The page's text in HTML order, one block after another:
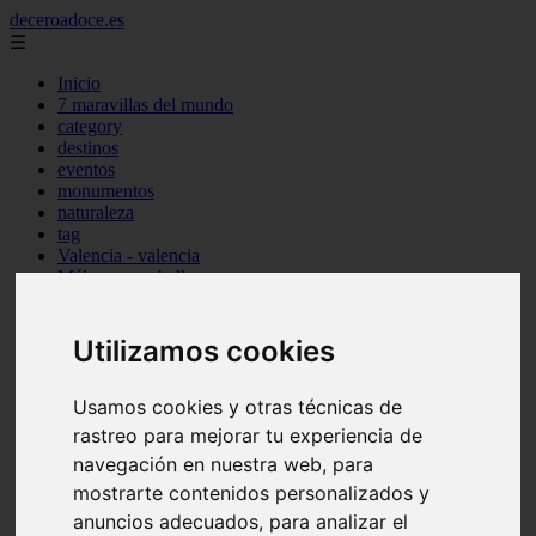
Utilizamos cookies
Usamos cookies y otras técnicas de
rastreo para mejorar tu experiencia de
navegación en nuestra web, para
mostrarte contenidos personalizados y
anuncios adecuados, para analizar el
deceroadoce.es
☰
Inicio
7 maravillas del mundo
category
destinos
eventos
monumentos
naturaleza
tag
Valencia - valencia
Málaga - marbella
Sevilla - bormujos
Santa-cruz-de-tenerife - santiago-del-teide
Murcia - murcia
Alicante - benidorm
Alicante - finestrat
Almería - mojácar
Alicante - orihuela
Huesca - jaca